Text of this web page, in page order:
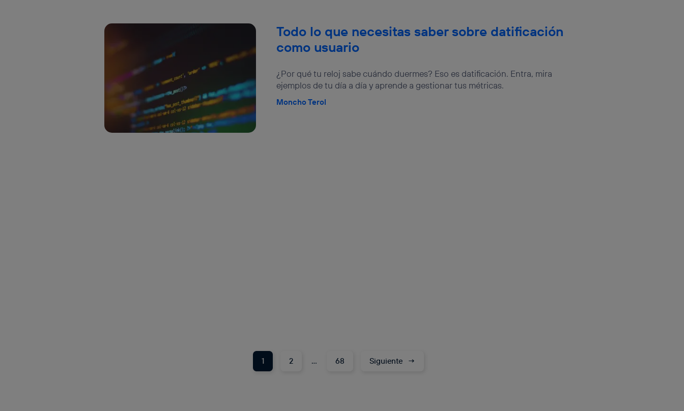
Todo lo que necesitas saber sobre datificación
como usuario
¿Por qué tu reloj sabe cuándo duermes? Eso es datificación. Entra, mira
ejemplos de tu día a día y aprende a gestionar tus métricas.
Moncho Terol
1 2 … 68 Siguiente →